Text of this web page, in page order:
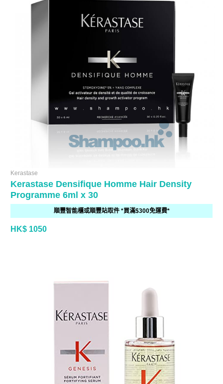
Kerastase
Kerastase Densifique Homme Hair Density
Programme 6ml x 30
順豐智能櫃或順豐站取件 *買滿$300免運費*
HK$ 1050